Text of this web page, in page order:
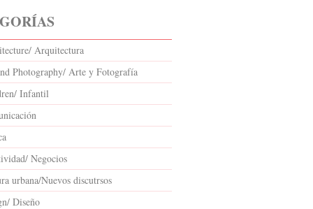
Arquitectura
Photography/ Arte y Fotografía
Infantil
Negocios
urbana/Nuevos discutrsos
Diseño